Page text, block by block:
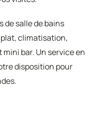
de salle de bains
climatisation,
bar. Un service en
disposition pour